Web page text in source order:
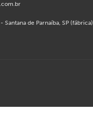
Santana de Parnaíba, SP (fábrica)